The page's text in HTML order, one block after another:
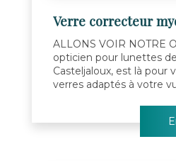
Verre correcteur
ALLONS VOIR NOTRE
opticien pour lunettes
Casteljaloux, est là pour
verres adaptés à votre